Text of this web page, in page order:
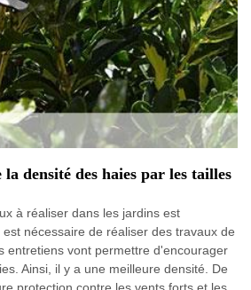
densité des haies par les tailles
à réaliser dans les jardins est
nécessaire de réaliser des travaux de
entretiens vont permettre d'encourager
Ainsi, il y a une meilleure densité. De